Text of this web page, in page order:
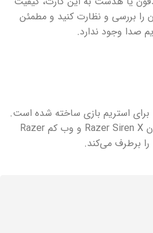
را بررسی و نظارت کنید و مطمئن
صدا وجود ندارد.
کپچر کارت Razer Ripsaw HD برای استریم بازی ساخته شده است.
این کپچر کارت در کنار میکروفون Razer Siren X و وب کم Razer